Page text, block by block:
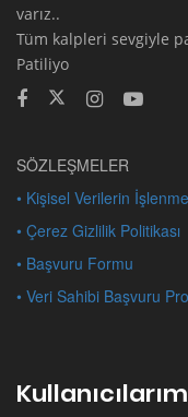
varız..
Tüm kalpleri sevgiyle
Patiliyo
SÖZLEŞMELER
• Kişisel Verilerin
• Çerez Gizlilik Politikası
• Başvuru Formu
• Veri Sahibi Başvuru